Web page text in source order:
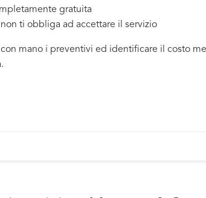
gratuita
ti obbliga ad accettare il servizio
mano i preventivi ed identificare il costo